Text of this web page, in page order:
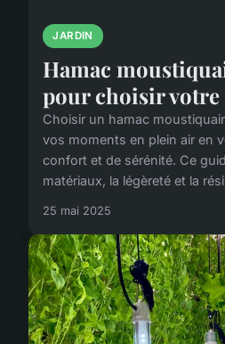
JARDIN
Hamac
pour choisir votre
Choisir un hamac
vos moments en plein air en
confort et de sérénité. Ce
matériaux, la légèreté et la
25 mai 2025